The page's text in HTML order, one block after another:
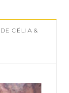
CÉLIA &